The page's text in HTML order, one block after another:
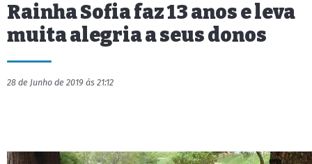
Rainha Sofia faz 13 anos e leva
muita alegria a seus donos
28 de Junho de 2019 às 21:12